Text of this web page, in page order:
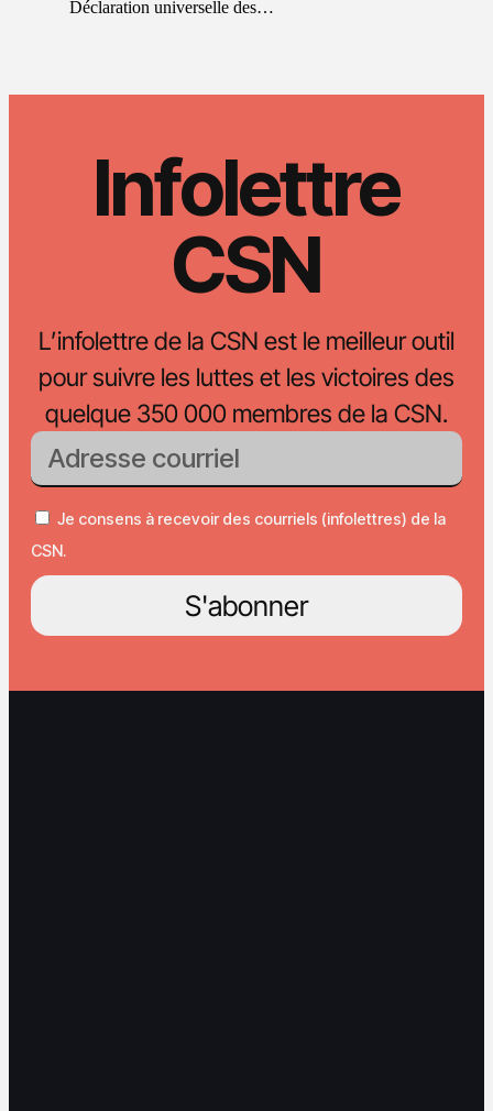
Déclaration universelle des…
Infolettre
CSN
L’infolettre de la CSN est le meilleur outil
pour suivre les luttes et les victoires des
quelque 350 000 membres de la CSN.
Je consens à recevoir des courriels (infolettres) de la
CSN.
S'abonner